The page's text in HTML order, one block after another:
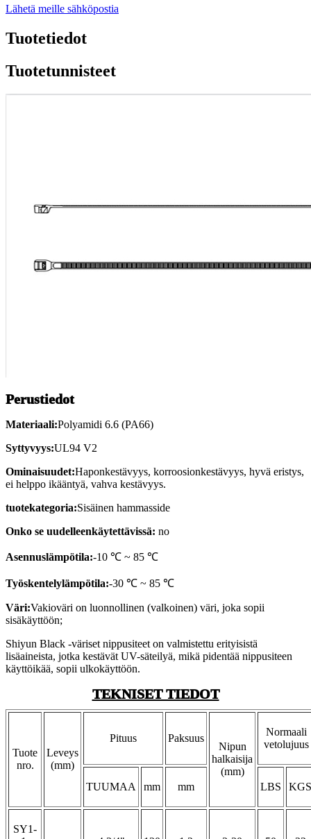
Lähetä meille sähköpostia
Tuotetiedot
Tuotetunnisteet
Perustiedot
Materiaali:Polyamidi 6.6 (PA66)
Syttyvyys:UL94 V2
Ominaisuudet:Haponkestävyys, korroosionkestävyys, hyvä eristys,
ei helppo ikääntyä, vahva kestävyys.
tuotekategoria:Sisäinen hammasside
Onko se uudelleenkäytettävissä: no
Asennuslämpötila:-10 ℃ ~ 85 ℃
Työskentelylämpötila:-30 ℃ ~ 85 ℃
Väri:Vakioväri on luonnollinen (valkoinen) väri, joka sopii
sisäkäyttöön;
Shiyun Black -väriset nippusiteet on valmistettu erityisistä
lisäaineista, jotka kestävät UV-säteilyä, mikä pidentää nippusiteen
käyttöikää, sopii ulkokäyttöön.
TEKNISET TIEDOT
Tuote
nro.
Leveys
(mm)
Pituus Paksuus
Nipun
halkaisija
(mm)
Normaali
vetolujuus
TUUMAA mm mm LBS KGS
SY1-